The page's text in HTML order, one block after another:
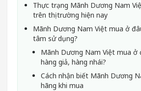
Thực trạng Mãnh Dương Nam
trên thị trường hiện nay
Mãnh Dương Nam Việt mua ở
tâm sử dụng?
Mãnh Dương Nam Việt mua ở
hàng giả, hàng nhái?
Cách nhận biết Mãnh Dương
hãng khi mua